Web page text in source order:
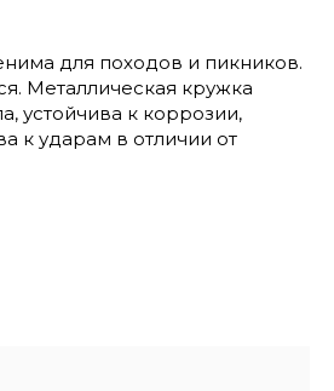
для походов и пикников.
Металлическая кружка
устойчива к коррозии,
к ударам в отличии от